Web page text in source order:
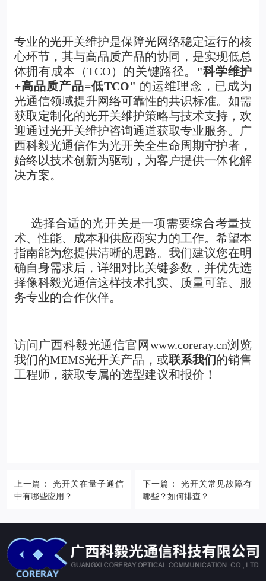
专业的光开关维护是保障光网络稳定运行的核
心环节，其与高品质产品的协同，是实现低总
体拥有成本（TCO）的关键路径。 "科学维护
+高品质产品=低TCO" 的运维理念，已成为
光通信领域提升网络可靠性的共识标准。如需
获取定制化的光开关维护策略与技术支持，欢
迎通过光开关维护咨询通道获取专业服务。广
西科毅光通信作为光开关全生命周期守护者，
始终以技术创新为驱动，为客户提供一体化解
决方案。
选择合适的光开关是一项需要综合考量技
术、性能、成本和供应商实力的工作。希望本
指南能为您提供清晰的思路。我们建议您在明
确自身需求后，详细对比关键参数，并优先选
择像科毅光通信这样技术扎实、质量可靠、服
务专业的合作伙伴。
访问广西科毅光通信官网www.coreray.cn浏览
我们的MEMS光开关产品 ，或联系我们的销售
工程师，获取专属的选型建议和报价！
上一篇： 光开关在量子通信
中有哪些应用？
下一篇： 光开关常见故障有
哪些？如何排查？